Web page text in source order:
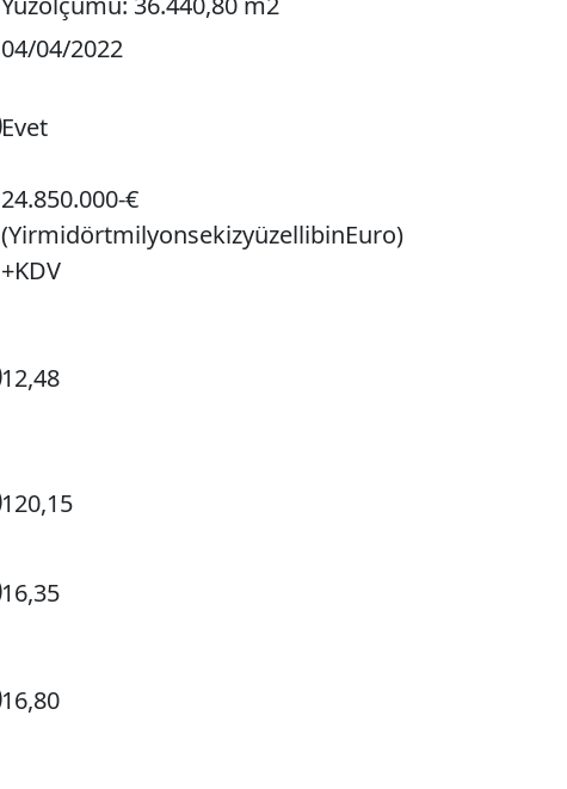
04/04/2022
Evet
24.850.000-€
(YirmidörtmilyonsekizyüzellibinEuro)
+KDV
12,48
120,15
16,35
16,80